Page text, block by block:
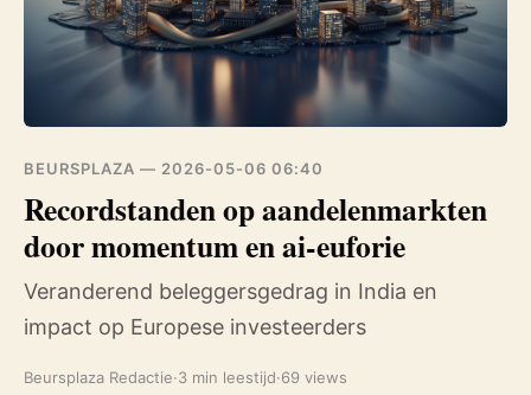
BEURSPLAZA — 2026-05-06 06:40
Recordstanden op aandelenmarkten
door momentum en ai-euforie
Veranderend beleggersgedrag in India en
impact op Europese investeerders
Beursplaza Redactie·3 min leestijd·69 views